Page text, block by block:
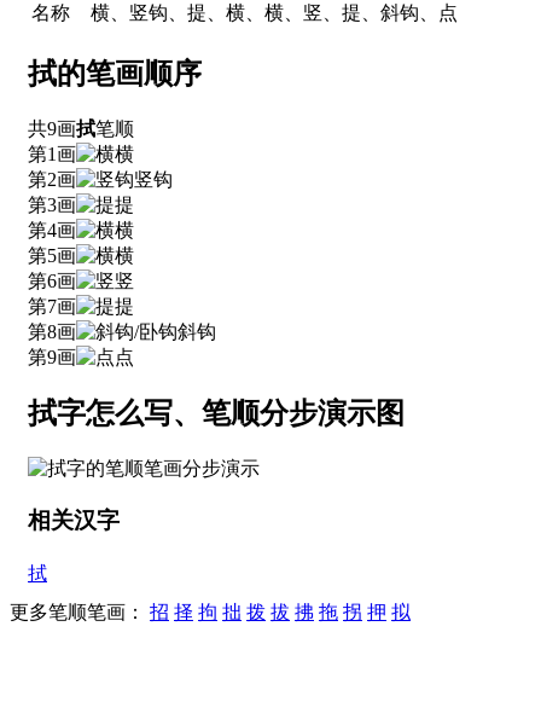
名称 横、竖钩、提、横、横、竖、提、斜钩、点
拭的笔画顺序
共9画拭笔顺
第1画
横
第2画
竖钩
第3画
提
第4画
横
第5画
横
第6画
竖
第7画
提
第8画
斜钩
第9画
点
拭字怎么写、笔顺分步演示图
相关汉字
拭
更多笔顺笔画： 招 择 拘 拙 拨 拔 拂 拖 拐 押 拟